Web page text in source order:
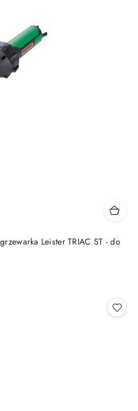
Leister TRIAC ST - do